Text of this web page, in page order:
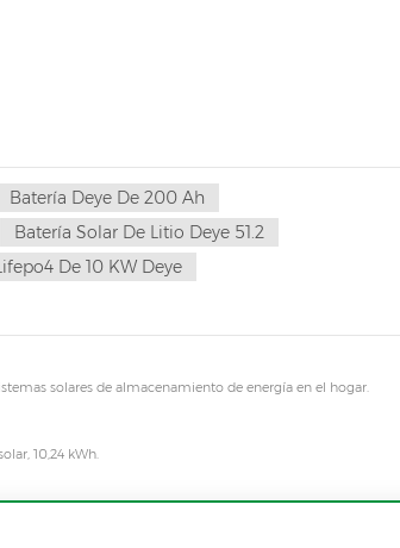
Batería Deye De 200 Ah
Batería Solar De Litio Deye 51.2
De 10 KW Deye
solares de almacenamiento de energía en el hogar.
10,24 kWh.